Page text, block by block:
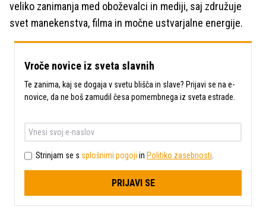
veliko zanimanja med oboževalci in mediji, saj združuje
svet manekenstva, filma in močne ustvarjalne energije.
Vroče novice iz sveta slavnih
Te zanima, kaj se dogaja v svetu blišča in slave? Prijavi se na e-
novice, da ne boš zamudil česa pomembnega iz sveta estrade.
Strinjam se s splošnimi pogoji in Politiko zasebnosti
PRIJAVI SE